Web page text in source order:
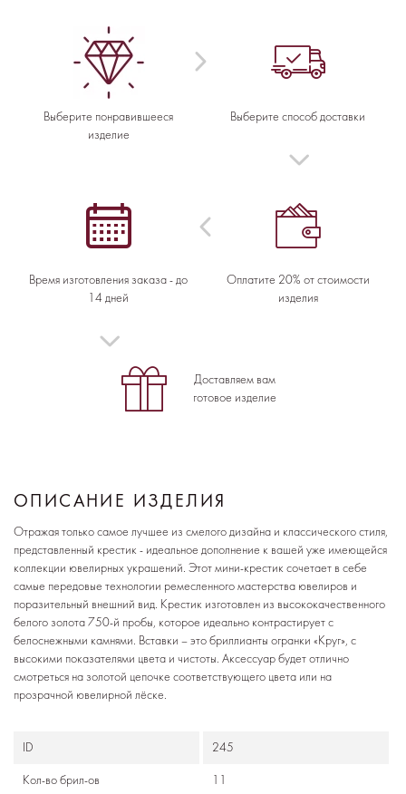
Выберите понравившееся
изделие
Выберите способ доставки
Оплатите 20% от стоимости
изделия
Время изготовления заказа - до
14 дней
Доставляем вам
готовое изделие
ОПИСАНИЕ ИЗДЕЛИЯ
Отражая только самое лучшее из смелого дизайна и классического стиля,
представленный крестик - идеальное дополнение к вашей уже имеющейся
коллекции ювелирных украшений. Этот мини-крестик сочетает в себе
самые передовые технологии ремесленного мастерства ювелиров и
поразительный внешний вид. Крестик изготовлен из высококачественного
белого золота 750-й пробы, которое идеально контрастирует с
белоснежными камнями. Вставки – это бриллианты огранки «Круг», с
высокими показателями цвета и чистоты. Аксессуар будет отлично
смотреться на золотой цепочке соответствующего цвета или на
прозрачной ювелирной лёске.
ID 245
Кол-во брил-ов 11